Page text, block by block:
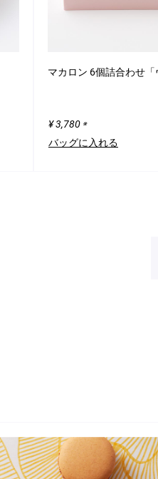
マカロン 6個詰合わせ「
¥ 3,780 ※
バッグに入れる